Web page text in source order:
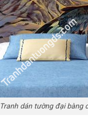
Tranh dán tường đại bàng